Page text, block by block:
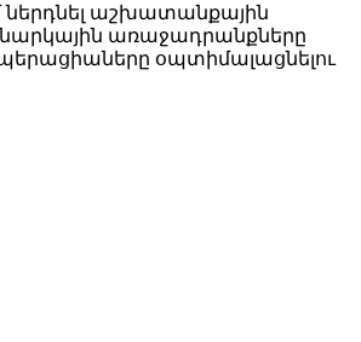
աշխատանքային
առաջադրանքները
օպտիմալացնելու